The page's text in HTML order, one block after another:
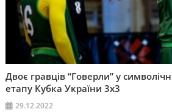
Двоє гравців “Говерли” у
етапу Кубка України 3х3
29.12.2022